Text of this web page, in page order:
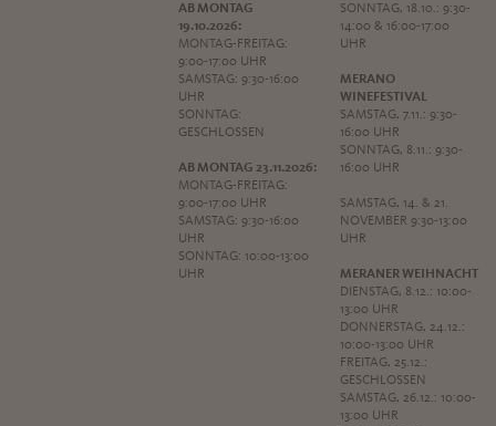
AB MONTAG
19.10.2026:
MONTAG-FREITAG:
9:00-17:00 UHR
SAMSTAG: 9:30-16:00
UHR
SONNTAG:
GESCHLOSSEN
AB MONTAG 23.11.2026:
MONTAG-FREITAG:
9:00-17:00 UHR
SAMSTAG: 9:30-16:00
UHR
SONNTAG: 10:00-13:00
UHR
SONNTAG, 18.10.: 9:30-
14:00 & 16:00-17:00
UHR
MERANO
WINEFESTIVAL
SAMSTAG, 7.11.: 9:30-
16:00 UHR
SONNTAG, 8.11.: 9:30-
16:00 UHR
SAMSTAG, 14. & 21.
NOVEMBER 9:30-13:00
UHR
MERANER WEIHNACHT
DIENSTAG, 8.12.: 10:00-
13:00 UHR
DONNERSTAG, 24.12.:
10:00-13:00 UHR
FREITAG, 25.12.:
GESCHLOSSEN
SAMSTAG, 26.12.: 10:00-
13:00 UHR